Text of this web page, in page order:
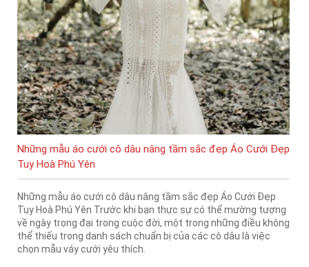
Những mẫu áo cưới cô dâu nâng tầm sắc đẹp Áo Cưới Đẹp
Tuy Hoà Phú Yên
Những mẫu áo cưới cô dâu nâng tầm sắc đẹp Áo Cưới Đẹp
Tuy Hoà Phú Yên Trước khi bạn thực sự có thể mường tượng
về ngày trọng đại trong cuộc đời, một trong những điều không
thể thiếu trong danh sách chuẩn bị của các cô dâu là việc
chọn mẫu váy cưới yêu thích.